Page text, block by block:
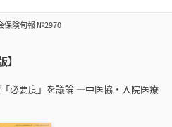
保険旬報 №2970
必要度」を議論 ―中医協・入院医療